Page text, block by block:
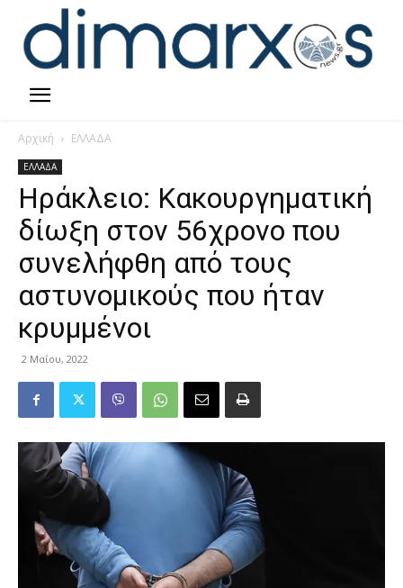
Αρχική ΕΛΛΑΔΑ
ΕΛΛΑΔΑ
Ηράκλειο: Κακουργηματική
δίωξη στον 56χρονο που
συνελήφθη από τους
αστυνομικούς που ήταν
κρυμμένοι
2 Μαΐου, 2022